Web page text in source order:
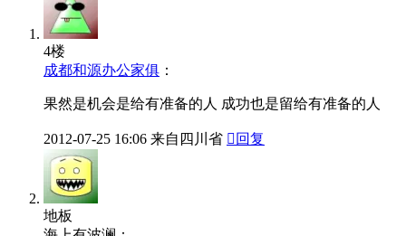
4楼
成都和源办公家俱 ：
果然是机会是给有准备的人 成功也是留给有准备的人
2012-07-25 16:06 来自四川省  回复
地板